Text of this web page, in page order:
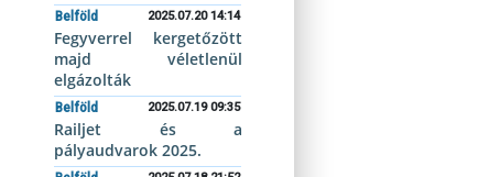
Belföld 2025.07.20 14:14
Fegyverrel kergetőzött
majd véletlenül
elgázolták
Belföld 2025.07.19 09:35
Railjet és a
pályaudvarok 2025.